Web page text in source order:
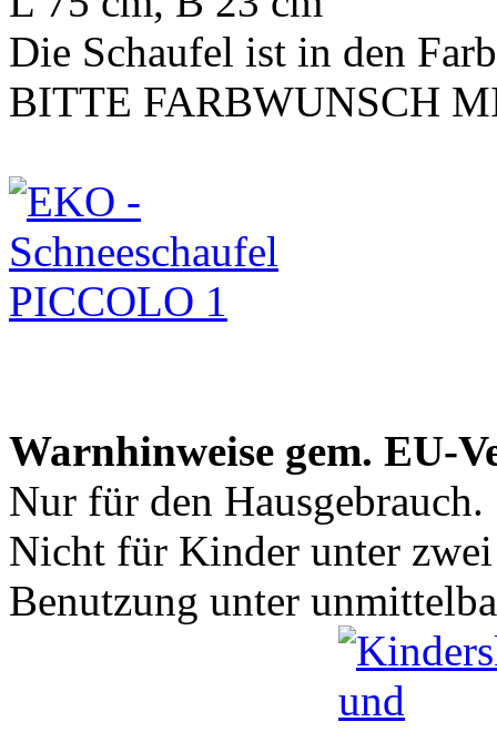
Die Schaufel ist in den
BITTE FARBWUNSCH
Warnhinweise gem. EU-
Nur für den Hausgebrauch.
Nicht für Kinder unter zwei
Benutzung unter